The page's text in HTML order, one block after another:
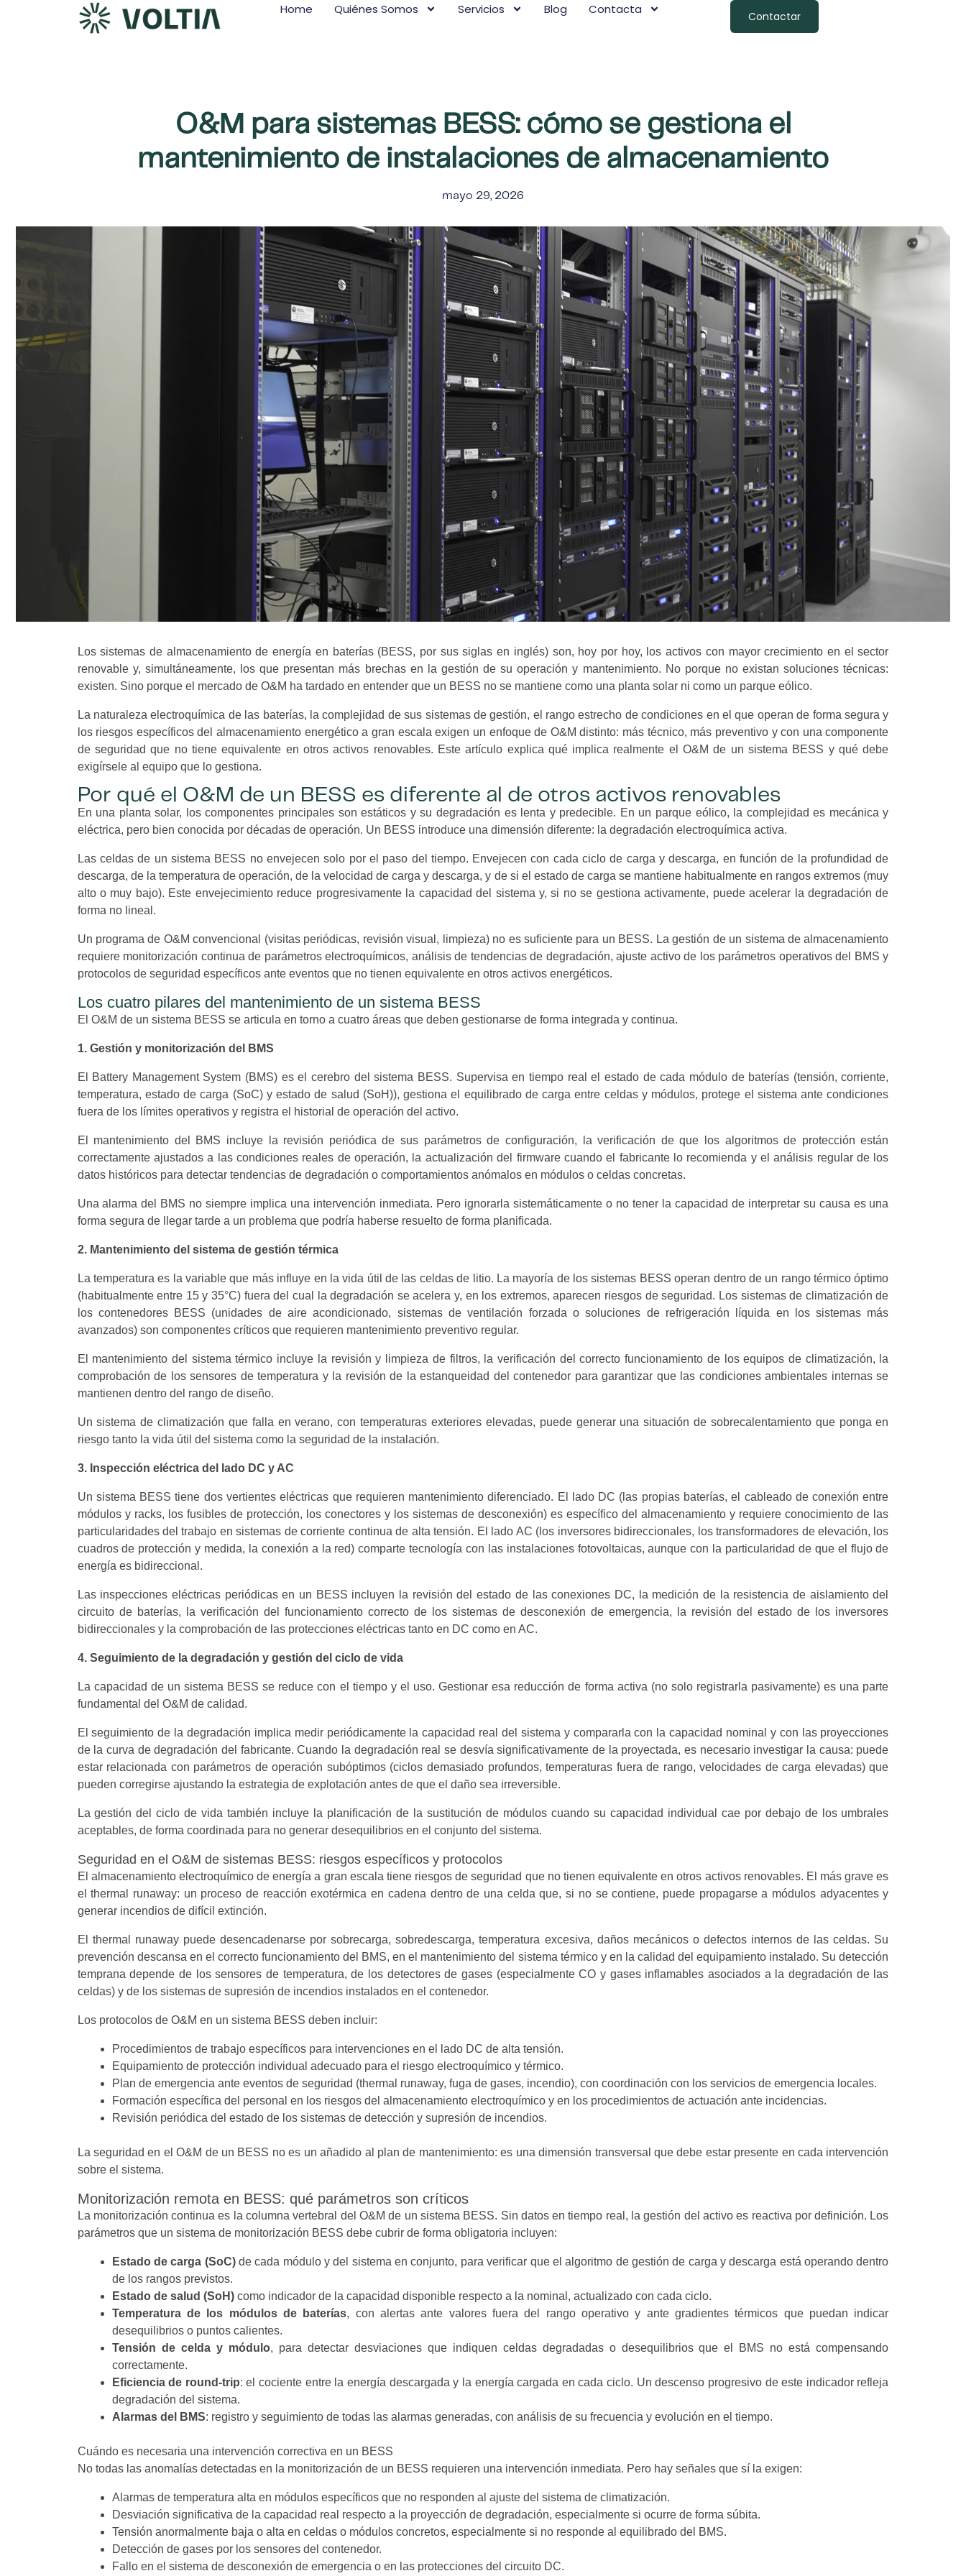
Home Quiénes Somos Servicios Blog Contacta Contactar
O&M para sistemas BESS: cómo se gestiona el
mantenimiento de instalaciones de almacenamiento
mayo 29, 2026
Los sistemas de almacenamiento de energía en baterías (BESS, por sus siglas en inglés) son, hoy por hoy, los activos con mayor crecimiento en el sector
renovable y, simultáneamente, los que presentan más brechas en la gestión de su operación y mantenimiento. No porque no existan soluciones técnicas:
existen. Sino porque el mercado de O&M ha tardado en entender que un BESS no se mantiene como una planta solar ni como un parque eólico.
La naturaleza electroquímica de las baterías, la complejidad de sus sistemas de gestión, el rango estrecho de condiciones en el que operan de forma segura y
los riesgos específicos del almacenamiento energético a gran escala exigen un enfoque de O&M distinto: más técnico, más preventivo y con una componente
de seguridad que no tiene equivalente en otros activos renovables. Este artículo explica qué implica realmente el O&M de un sistema BESS y qué debe
exigírsele al equipo que lo gestiona.
Por qué el O&M de un BESS es diferente al de otros activos renovables
En una planta solar, los componentes principales son estáticos y su degradación es lenta y predecible. En un parque eólico, la complejidad es mecánica y
eléctrica, pero bien conocida por décadas de operación. Un BESS introduce una dimensión diferente: la degradación electroquímica activa.
Las celdas de un sistema BESS no envejecen solo por el paso del tiempo. Envejecen con cada ciclo de carga y descarga, en función de la profundidad de
descarga, de la temperatura de operación, de la velocidad de carga y descarga, y de si el estado de carga se mantiene habitualmente en rangos extremos (muy
alto o muy bajo). Este envejecimiento reduce progresivamente la capacidad del sistema y, si no se gestiona activamente, puede acelerar la degradación de
forma no lineal.
Un programa de O&M convencional (visitas periódicas, revisión visual, limpieza) no es suficiente para un BESS. La gestión de un sistema de almacenamiento
requiere monitorización continua de parámetros electroquímicos, análisis de tendencias de degradación, ajuste activo de los parámetros operativos del BMS y
protocolos de seguridad específicos ante eventos que no tienen equivalente en otros activos energéticos.
Los cuatro pilares del mantenimiento de un sistema BESS
El O&M de un sistema BESS se articula en torno a cuatro áreas que deben gestionarse de forma integrada y continua.
1. Gestión y monitorización del BMS
El Battery Management System (BMS) es el cerebro del sistema BESS. Supervisa en tiempo real el estado de cada módulo de baterías (tensión, corriente,
temperatura, estado de carga (SoC) y estado de salud (SoH)), gestiona el equilibrado de carga entre celdas y módulos, protege el sistema ante condiciones
fuera de los límites operativos y registra el historial de operación del activo.
El mantenimiento del BMS incluye la revisión periódica de sus parámetros de configuración, la verificación de que los algoritmos de protección están
correctamente ajustados a las condiciones reales de operación, la actualización del firmware cuando el fabricante lo recomienda y el análisis regular de los
datos históricos para detectar tendencias de degradación o comportamientos anómalos en módulos o celdas concretas.
Una alarma del BMS no siempre implica una intervención inmediata. Pero ignorarla sistemáticamente o no tener la capacidad de interpretar su causa es una
forma segura de llegar tarde a un problema que podría haberse resuelto de forma planificada.
2. Mantenimiento del sistema de gestión térmica
La temperatura es la variable que más influye en la vida útil de las celdas de litio. La mayoría de los sistemas BESS operan dentro de un rango térmico óptimo
(habitualmente entre 15 y 35°C) fuera del cual la degradación se acelera y, en los extremos, aparecen riesgos de seguridad. Los sistemas de climatización de
los contenedores BESS (unidades de aire acondicionado, sistemas de ventilación forzada o soluciones de refrigeración líquida en los sistemas más
avanzados) son componentes críticos que requieren mantenimiento preventivo regular.
El mantenimiento del sistema térmico incluye la revisión y limpieza de filtros, la verificación del correcto funcionamiento de los equipos de climatización, la
comprobación de los sensores de temperatura y la revisión de la estanqueidad del contenedor para garantizar que las condiciones ambientales internas se
mantienen dentro del rango de diseño.
Un sistema de climatización que falla en verano, con temperaturas exteriores elevadas, puede generar una situación de sobrecalentamiento que ponga en
riesgo tanto la vida útil del sistema como la seguridad de la instalación.
3. Inspección eléctrica del lado DC y AC
Un sistema BESS tiene dos vertientes eléctricas que requieren mantenimiento diferenciado. El lado DC (las propias baterías, el cableado de conexión entre
módulos y racks, los fusibles de protección, los conectores y los sistemas de desconexión) es específico del almacenamiento y requiere conocimiento de las
particularidades del trabajo en sistemas de corriente continua de alta tensión. El lado AC (los inversores bidireccionales, los transformadores de elevación, los
cuadros de protección y medida, la conexión a la red) comparte tecnología con las instalaciones fotovoltaicas, aunque con la particularidad de que el flujo de
energía es bidireccional.
Las inspecciones eléctricas periódicas en un BESS incluyen la revisión del estado de las conexiones DC, la medición de la resistencia de aislamiento del
circuito de baterías, la verificación del funcionamiento correcto de los sistemas de desconexión de emergencia, la revisión del estado de los inversores
bidireccionales y la comprobación de las protecciones eléctricas tanto en DC como en AC.
4. Seguimiento de la degradación y gestión del ciclo de vida
La capacidad de un sistema BESS se reduce con el tiempo y el uso. Gestionar esa reducción de forma activa (no solo registrarla pasivamente) es una parte
fundamental del O&M de calidad.
El seguimiento de la degradación implica medir periódicamente la capacidad real del sistema y compararla con la capacidad nominal y con las proyecciones
de la curva de degradación del fabricante. Cuando la degradación real se desvía significativamente de la proyectada, es necesario investigar la causa: puede
estar relacionada con parámetros de operación subóptimos (ciclos demasiado profundos, temperaturas fuera de rango, velocidades de carga elevadas) que
pueden corregirse ajustando la estrategia de explotación antes de que el daño sea irreversible.
La gestión del ciclo de vida también incluye la planificación de la sustitución de módulos cuando su capacidad individual cae por debajo de los umbrales
aceptables, de forma coordinada para no generar desequilibrios en el conjunto del sistema.
Seguridad en el O&M de sistemas BESS: riesgos específicos y protocolos
El almacenamiento electroquímico de energía a gran escala tiene riesgos de seguridad que no tienen equivalente en otros activos renovables. El más grave es
el thermal runaway: un proceso de reacción exotérmica en cadena dentro de una celda que, si no se contiene, puede propagarse a módulos adyacentes y
generar incendios de difícil extinción.
El thermal runaway puede desencadenarse por sobrecarga, sobredescarga, temperatura excesiva, daños mecánicos o defectos internos de las celdas. Su
prevención descansa en el correcto funcionamiento del BMS, en el mantenimiento del sistema térmico y en la calidad del equipamiento instalado. Su detección
temprana depende de los sensores de temperatura, de los detectores de gases (especialmente CO y gases inflamables asociados a la degradación de las
celdas) y de los sistemas de supresión de incendios instalados en el contenedor.
Los protocolos de O&M en un sistema BESS deben incluir:
Procedimientos de trabajo específicos para intervenciones en el lado DC de alta tensión.
Equipamiento de protección individual adecuado para el riesgo electroquímico y térmico.
Plan de emergencia ante eventos de seguridad (thermal runaway, fuga de gases, incendio), con coordinación con los servicios de emergencia locales.
Formación específica del personal en los riesgos del almacenamiento electroquímico y en los procedimientos de actuación ante incidencias.
Revisión periódica del estado de los sistemas de detección y supresión de incendios.
La seguridad en el O&M de un BESS no es un añadido al plan de mantenimiento: es una dimensión transversal que debe estar presente en cada intervención
sobre el sistema.
Monitorización remota en BESS: qué parámetros son críticos
La monitorización continua es la columna vertebral del O&M de un sistema BESS. Sin datos en tiempo real, la gestión del activo es reactiva por definición. Los
parámetros que un sistema de monitorización BESS debe cubrir de forma obligatoria incluyen:
Estado de carga (SoC)de cada módulo y del sistema en conjunto, para verificar que el algoritmo de gestión de carga y descarga está operando dentro
de los rangos previstos.
Estado de salud (SoH)como indicador de la capacidad disponible respecto a la nominal, actualizado con cada ciclo.
Temperatura de los módulos de baterías, con alertas ante valores fuera del rango operativo y ante gradientes térmicos que puedan indicar
desequilibrios o puntos calientes.
Tensión de celda y módulo, para detectar desviaciones que indiquen celdas degradadas o desequilibrios que el BMS no está compensando
correctamente.
Eficiencia de round-trip: el cociente entre la energía descargada y la energía cargada en cada ciclo. Un descenso progresivo de este indicador refleja
degradación del sistema.
Alarmas del BMS: registro y seguimiento de todas las alarmas generadas, con análisis de su frecuencia y evolución en el tiempo.
Cuándo es necesaria una intervención correctiva en un BESS
No todas las anomalías detectadas en la monitorización de un BESS requieren una intervención inmediata. Pero hay señales que sí la exigen:
Alarmas de temperatura alta en módulos específicos que no responden al ajuste del sistema de climatización.
Desviación significativa de la capacidad real respecto a la proyección de degradación, especialmente si ocurre de forma súbita.
Tensión anormalmente baja o alta en celdas o módulos concretos, especialmente si no responde al equilibrado del BMS.
Detección de gases por los sensores del contenedor.
Fallo en el sistema de desconexión de emergencia o en las protecciones del circuito DC.